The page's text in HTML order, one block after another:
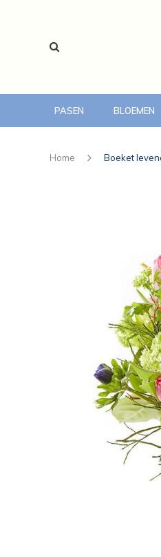
PASEN BLOEMEN
voor 14:00 uur
Home Boeket